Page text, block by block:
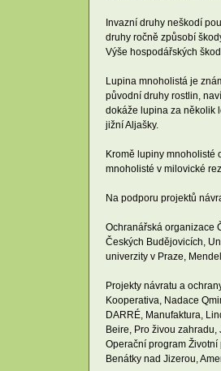
Invazní druhy neškodí
druhy ročně způsobí
Výše hospodářských
Lupina mnoholistá je
původní druhy rostlin,
dokáže lupina za několik
jižní Aljašky.
Kromě lupiny mnoholisté
mnoholisté v milovické
Na podporu projektů
Ochranářská organizace
Českých Budějovicích,
univerzity v Praze,
Projekty návratu a
Kooperativa, Nadace
DARRÉ, Manufaktura,
Beire, Pro živou zahradu,
Operační program
Benátky nad Jizerou,